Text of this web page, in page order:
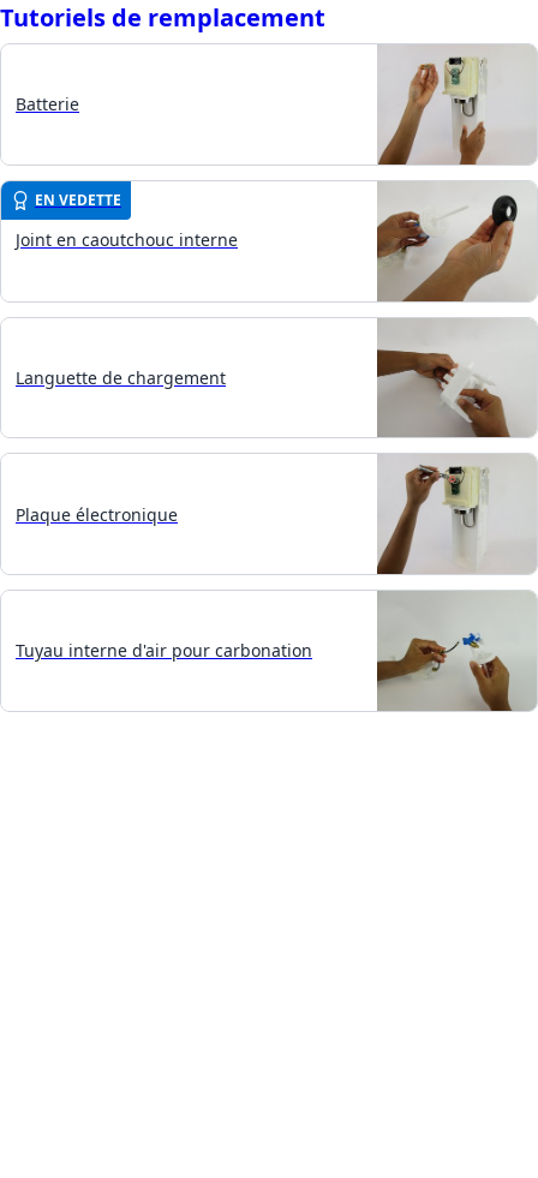
Tutoriels de remplacement
Batterie
EN VEDETTE
Joint en caoutchouc interne
Languette de chargement
Plaque électronique
Tuyau interne d'air pour carbonation